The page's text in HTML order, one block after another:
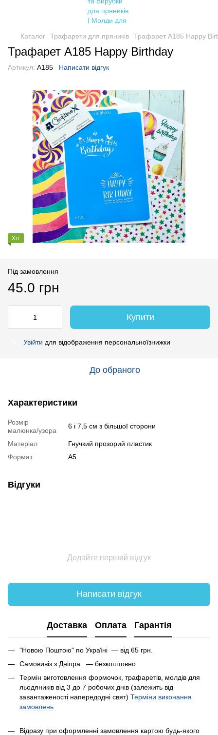
Каталог Трафарети для пряників Трафарет A185 Happy
Трафарет A185 Happy Birthday
Артикул: A185 Написати відгук
Хіт
Під замовлення
45.0 грн
Купити
Увійти для відображення персональноїзнижки
До обраного
Характеристики
Розмір
малюнка/узора
6 і 7,5 см з більшої сторони
Матеріал
Гнучкий прозорий пластик
Формат
А5
Відгуки
Додайте перший відгук
Написати відгук
Доставка Оплата Гарантія
"Новою Поштою" по Україні — від 65 грн.
Самовивіз з Дніпра — безкоштовно
Термін виготовлення формочок, трафаретів, молдів для
льодяників від 3 до 7 робочих днів (залежить від
завантаженості напередодні свят) Терміни виконання
замовлень
Відразу при оформленні замовлення картою будь-якого